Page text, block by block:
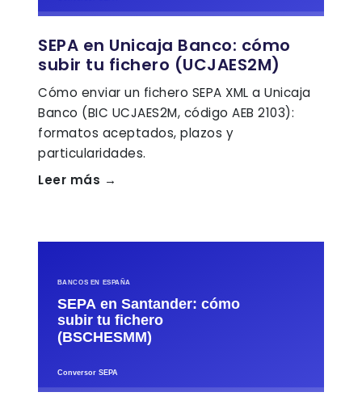
SEPA en Unicaja Banco: cómo
subir tu fichero (UCJAES2M)
Cómo enviar un fichero SEPA XML a Unicaja
Banco (BIC UCJAES2M, código AEB 2103):
formatos aceptados, plazos y
particularidades.
Leer más →